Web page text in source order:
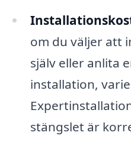
om du väljer att
själv eller anlita
installation,
stängslet är